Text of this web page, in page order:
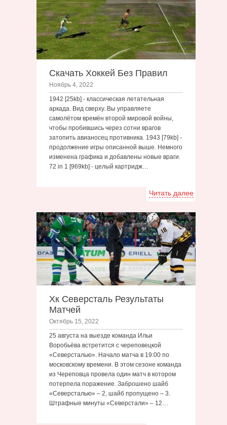
Скачать Хоккей Без Правил
Ноябрь 4, 2022
1942 [25kb] - классическая летательная
аркада. Вид сверху. Вы управляете
самолётом времён второй мировой войны,
чтобы пробившись через сотни врагов
затопить авианосец противника. 1943 [79kb] -
продолжение игры описанной выше. Немного
изменена графика и добавлены новые враги.
72 in 1 [969kb] - целый картридж…
Читать далее
Хк Северсталь Результаты
Матчей
Октябрь 15, 2022
25 августа на выезде команда Ильи
Воробьёва встретится с череповецкой
«Северсталью». Начало матча в 19:00 по
московскому времени. В этом сезоне команда
из Череповца провела один матч в котором
потерпела поражение. Заброшено шайб
«Северсталью» – 2, шайб пропущено – 3.
Штрафные минуты «Северстали» – 12…